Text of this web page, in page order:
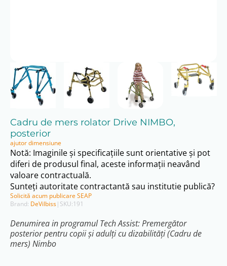
Brand: DeVilbiss| SKU:191
Cadru de mers rolator Drive NIMBO,
posterior
Denumirea in programul Tech Assist: Premergător
posterior pentru copii și adulți cu dizabilități (Cadru de
mers) Nimbo
ajutor dimensiune
Notă: Imaginile și specificațiile sunt orientative și pot
diferi de produsul final, aceste informații neavând
valoare contractuală.
Sunteți autoritate contractantă sau institutie publică?
Solicită acum publicare SEAP